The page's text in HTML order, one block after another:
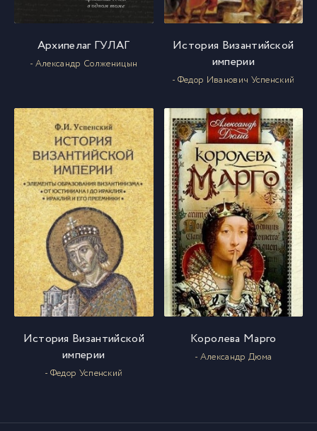
029
30 030
31 031
32 032
33 033
34 034
036
Архипелаг ГУЛАГ
- Александр Солженицын
История Византийской
империи
- Федор Иванович Успенский
История Византийской
империи
- Федор Успенский
Королева Марго
- Александр Дюма